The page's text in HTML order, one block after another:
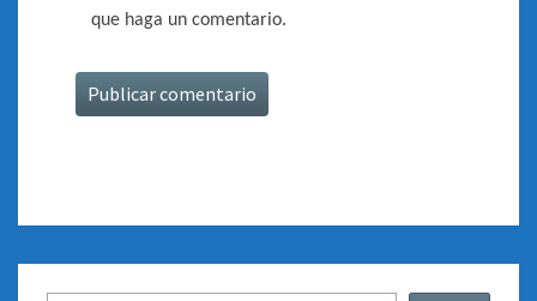
que haga un comentario.